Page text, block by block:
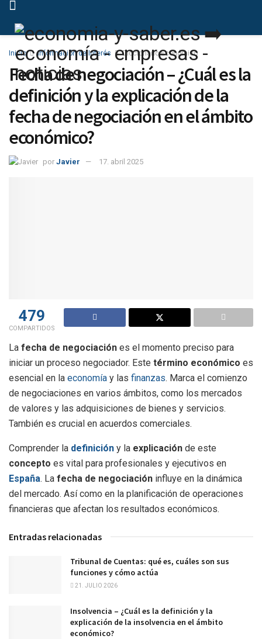
Inicio Información de Interés Diccionario Económico
Fecha de negociación – ¿Cuál es la
definición y la explicación de la
fecha de negociación en el ámbito
económico?
por Javier 17. abril 2025
479
COMPARTIDOS
La fecha de negociación es el momento preciso para
iniciar un proceso negociador. Este término económico es
esencial en la economía y las finanzas. Marca el comienzo
de negociaciones en varios ámbitos, como los mercados
de valores y las adquisiciones de bienes y servicios.
También es crucial en acuerdos comerciales.
Comprender la definición y la explicación de este
concepto es vital para profesionales y ejecutivos en
España. La fecha de negociación influye en la dinámica
del mercado. Así como en la planificación de operaciones
financieras que afectan los resultados económicos.
Entradas relacionadas
Tribunal de Cuentas: qué es, cuáles son sus
funciones y cómo actúa
21. JULIO 2026
Insolvencia – ¿Cuál es la definición y la
explicación de la insolvencia en el ámbito
económico?